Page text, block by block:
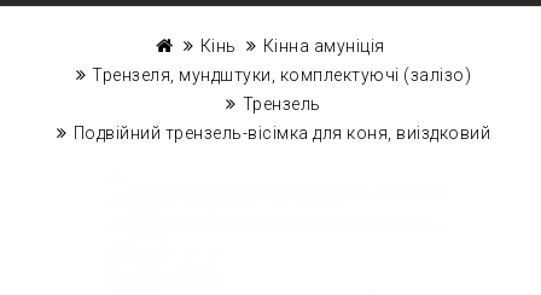
Кінь
Кінна амуніція
Трензеля, мундштуки, комплектуючі (залізо)
Трензель
Подвійний трензель-вісімка для коня, виіздковий